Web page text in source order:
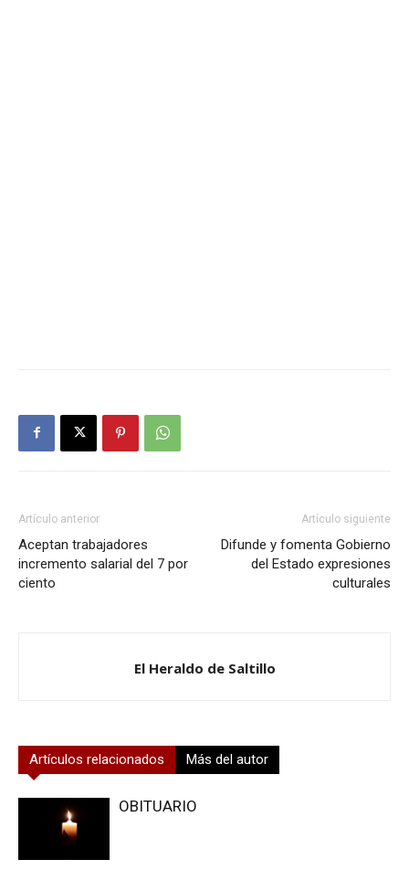
Artículo anterior
Aceptan trabajadores
incremento salarial del 7 por
ciento
Artículo siguiente
Difunde y fomenta Gobierno
del Estado expresiones
culturales
El Heraldo de Saltillo
Artículos relacionados Más del autor
OBITUARIO